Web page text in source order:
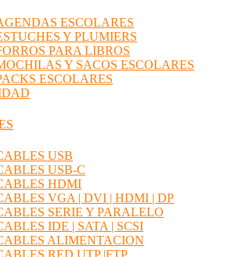
ESCOLARES
Y PLUMIERS
PARA LIBROS
Y SACOS ESCOLARES
ESCOLARES
USB
USB-C
HDMI
VGA | DVI | HDMI | DP
SERIE Y PARALELO
IDE | SATA | SCSI
ALIMENTACION
RED UTP |FTP